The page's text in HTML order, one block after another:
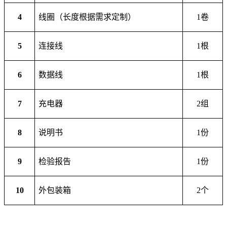
4 线圈（长度根据需求定制） 1卷
5 连接线 1根
6 数据线 1根
7 充电器 2组
8 说明书 1份
9 检验报告 1份
10 外包装箱 2个